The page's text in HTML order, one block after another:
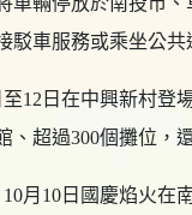
駁車服務或乘坐公共
12日在中興新村登
、超過300個攤位，
月10日國慶焰火在